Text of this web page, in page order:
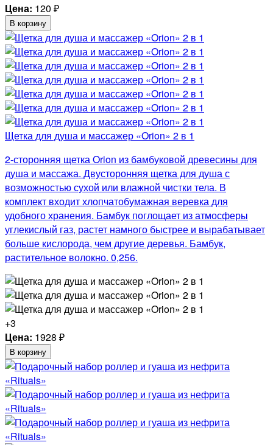
Цена: 120 ₽
В корзину
Щетка для душа и массажер «Orion» 2 в 1
2-сторонняя щетка Orion из бамбуковой древесины для
душа и массажа. Двусторонняя щетка для душа с
возможностью сухой или влажной чистки тела. В
комплект входит хлопчатобумажная веревка для
удобного хранения. Бамбук поглощает из атмосферы
углекислый газ, растет намного быстрее и вырабатывает
больше кислорода, чем другие деревья. Бамбук,
растительное волокно. 0,256.
+3
Цена: 1928 ₽
В корзину